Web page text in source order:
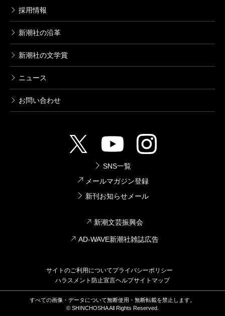
——改稿では足す作業よりも引く作業が多かったわけ
ですか。
そうですね。描写もスマートな短い表現に入れ替え
削除すればいいというわけではないので、その分書き
足さなければならないところもあって苦労しました
作家の方と話していると、みなさん「少ない言葉で
書きたい」っておっしゃいますよね。中村文則
（笑）。最初は「それってどういうことだろう」と思
っていましたが、ようやくわかってきました。でも、
ただスルスル読めるだけの文章にもしたくないんです
採用情報
新潮社の沿革
新潮社の文学賞
ニュース
お問い合わせ
SNS一覧
メールマガジン登録
新刊お知らせメール
新潮文芸振興会
AD-WAVE新潮社雑誌広告
サイトのご利用についてプライバシーポリシー
ハラスメント防止宣言ヘルプサイトマップ
すべての画像・データについて無断使用・無断転載を禁止します。
© SHINCHOSHA All Rights Reserved.